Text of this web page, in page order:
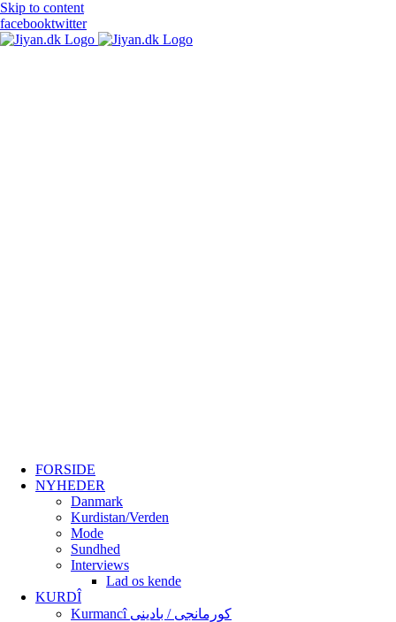
Skip to content
facebooktwitter
FORSIDE
NYHEDER
Danmark
Kurdistan/Verden
Mode
Sundhed
Interviews
Lad os kende
KURDÎ
Kurmancî کورمانجی / بادینی